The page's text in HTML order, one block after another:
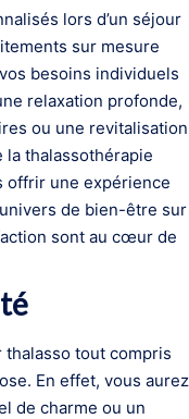
lors d’un séjour
sur mesure
besoins individuels
relaxation profonde,
ou une revitalisation
thalassothérapie
offrir une expérience
de bien-être sur
sont au cœur de
thalasso tout compris
En effet, vous aurez
de charme ou un